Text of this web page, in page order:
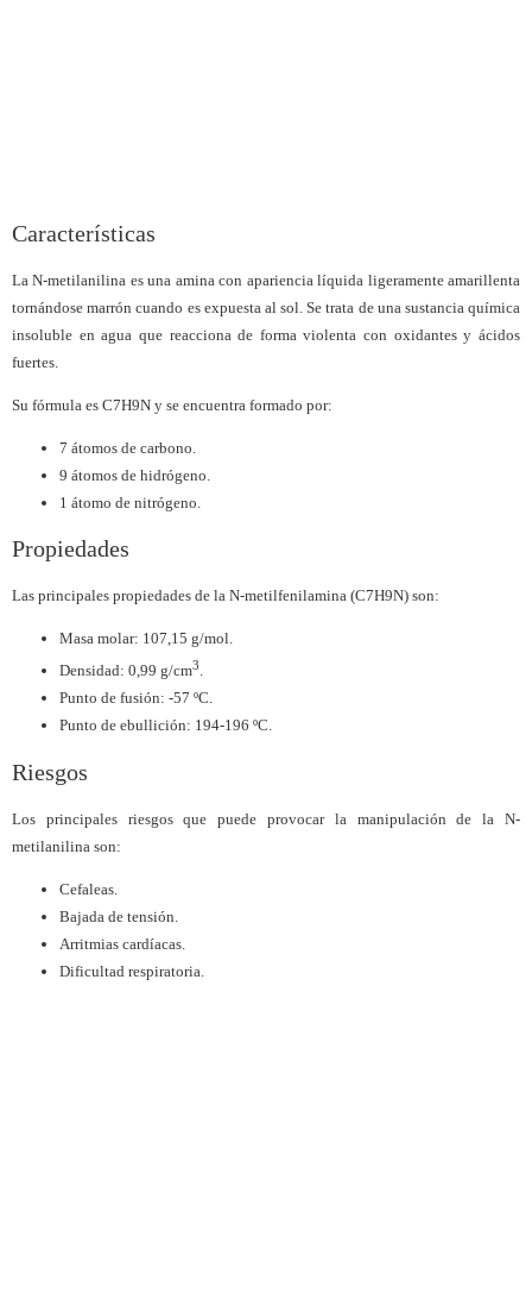
Características
La N-metilanilina es una amina con apariencia líquida ligeramente amarillenta
tornándose marrón cuando es expuesta al sol. Se trata de una sustancia química
insoluble en agua que reacciona de forma violenta con oxidantes y ácidos
fuertes.
Su fórmula es C7H9N y se encuentra formado por:
7 átomos de carbono.
9 átomos de hidrógeno.
1 átomo de nitrógeno.
Propiedades
Las principales propiedades de la N-metilfenilamina (C7H9N) son:
Masa molar: 107,15 g/mol.
Densidad: 0,99 g/cm3.
Punto de fusión: -57 ºC.
Punto de ebullición: 194-196 ºC.
Riesgos
Los principales riesgos que puede provocar la manipulación de la N-
metilanilina son:
Cefaleas.
Bajada de tensión.
Arritmias cardíacas.
Dificultad respiratoria.